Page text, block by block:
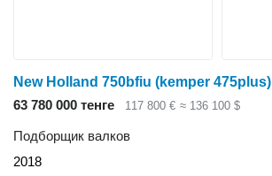
New Holland 750bfiu (kemper 475plus)
63 780 000 тенге
117 800 € ≈ 136 100 $
Подборщик валков
2018